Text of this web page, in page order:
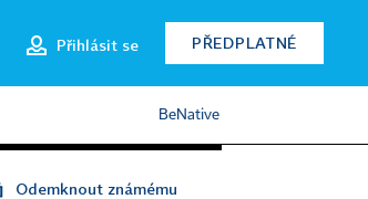
Přihlásit se PŘEDPLATNÉ
BeNative
Odemknout známému